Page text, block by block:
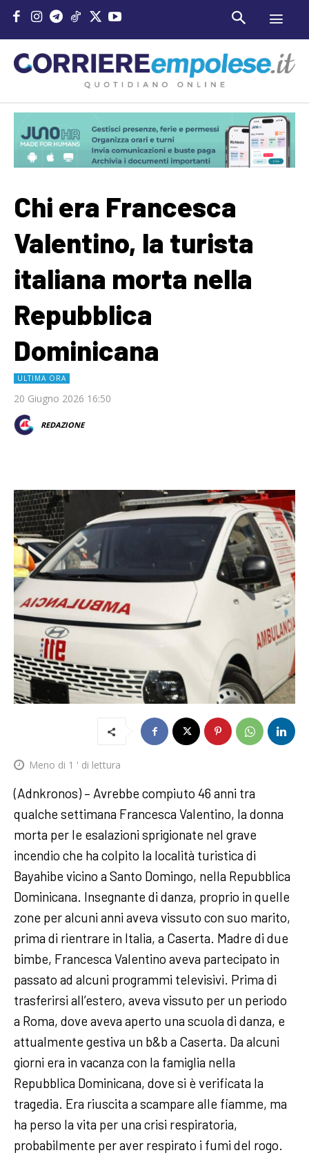
Chi era Francesca
Valentino, la turista
italiana morta nella
Repubblica
Dominicana
ULTIMA ORA
20 Giugno 2026 16:50
REDAZIONE
Meno di 1 ' di lettura
(Adnkronos) – Avrebbe compiuto 46 anni tra
qualche settimana Francesca Valentino, la donna
morta per le esalazioni sprigionate nel grave
incendio che ha colpito la località turistica di
Bayahibe vicino a Santo Domingo, nella Repubblica
Dominicana. Insegnante di danza, proprio in quelle
zone per alcuni anni aveva vissuto con suo marito,
prima di rientrare in Italia, a Caserta. Madre di due
bimbe, Francesca Valentino aveva partecipato in
passato ad alcuni programmi televisivi. Prima di
trasferirsi all’estero, aveva vissuto per un periodo
a Roma, dove aveva aperto una scuola di danza, e
attualmente gestiva un b&b a Caserta. Da alcuni
giorni era in vacanza con la famiglia nella
Repubblica Dominicana, dove si è verificata la
tragedia. Era riuscita a scampare alle fiamme, ma
ha perso la vita per una crisi respiratoria,
probabilmente per aver respirato i fumi del rogo.